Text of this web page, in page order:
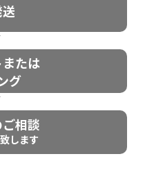
たは
グ
相談
します